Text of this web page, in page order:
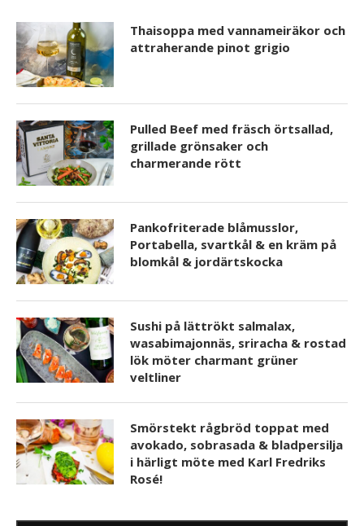
Thaisoppa med vannameiräkor och
attraherande pinot grigio
Pulled Beef med fräsch örtsallad,
grillade grönsaker och
charmerande rött
Pankofriterade blåmusslor,
Portabella, svartkål & en kräm på
blomkål & jordärtskocka
Sushi på lättrökt salmalax,
wasabimajonnäs, sriracha & rostad
lök möter charmant grüner
veltliner
Smörstekt rågbröd toppat med
avokado, sobrasada & bladpersilja
i härligt möte med Karl Fredriks
Rosé!